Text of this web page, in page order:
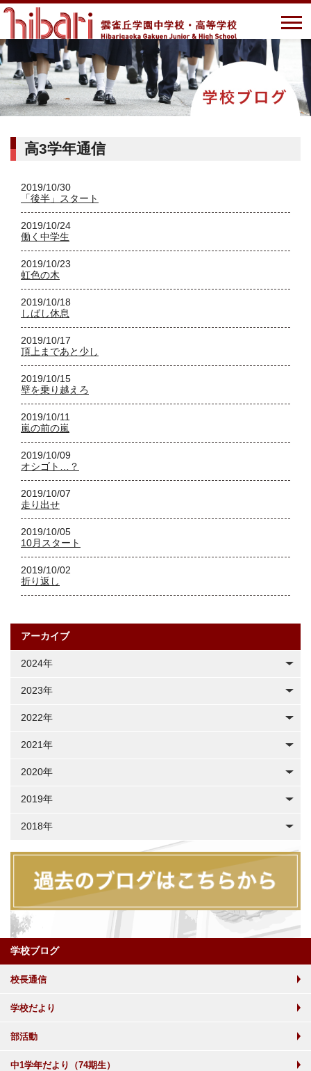
高3学年通信
2019/10/30
「後半」スタート
2019/10/24
働く中学生
2019/10/23
虹色の木
2019/10/18
しばし休息
2019/10/17
頂上まであと少し
2019/10/15
壁を乗り越えろ
2019/10/11
嵐の前の嵐
2019/10/09
オシゴト…？
2019/10/07
走り出せ
2019/10/05
10月スタート
2019/10/02
折り返し
アーカイブ
2024年
2023年
2022年
2021年
2020年
2019年
2018年
学校ブログ
校長通信
学校だより
部活動
中1学年だより（74期生）